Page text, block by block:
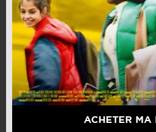
ACHETER MA